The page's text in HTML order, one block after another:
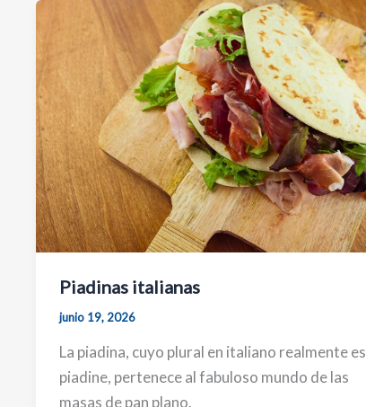
Piadinas italianas
junio 19, 2026
La piadina, cuyo plural en italiano realmente es
piadine, pertenece al fabuloso mundo de las
masas de pan plano.